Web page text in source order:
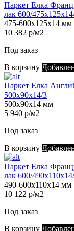
Паркет Елка
лак 600/
475-600х125х14 мм
10 382 р/м2
Под заказ
В корзину
Паркет Елка
500х90х14/3
500х90х14 мм
5 940 р/м2
Под заказ
В корзину
Паркет Елка
лак 600/
490-600х110х14 мм
10 122 р/м2
Под заказ
В корзину